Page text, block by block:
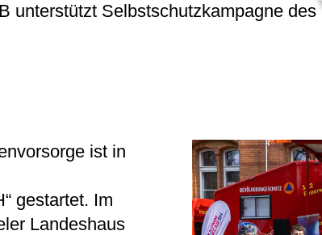
unterstützt Selbstschutzkampagne
ist in
gestartet. Im
Landeshaus